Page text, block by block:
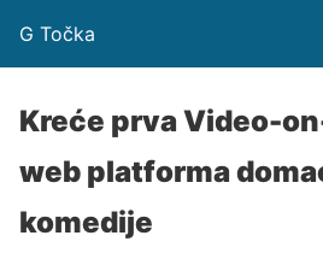
G Točka
Kreće prva Video-
web platforma
komedije